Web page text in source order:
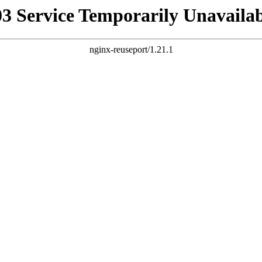
Service Temporarily
nginx-reuseport/1.21.1